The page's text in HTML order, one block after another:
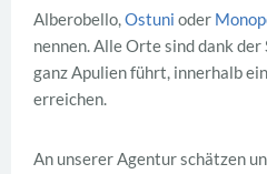
Alberobello,Ostuni oder
nennen. Alle Orte sind dank
ganz Apulien führt, innerhalb
erreichen.
An unserer Agentur schätzen